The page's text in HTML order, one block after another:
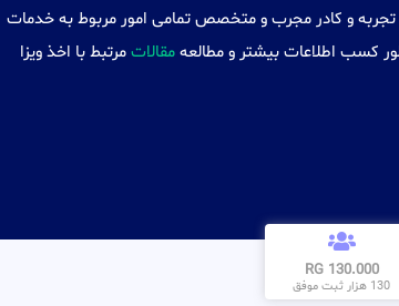
تجربه و کادر مجرب و متخصص تمامی امور مربوط به خدمات
کسب اطلاعات بیشتر و مطالعهمقالاتمرتبط با اخذ ویزا
130.000 RG
130 هزار ثبت موفق